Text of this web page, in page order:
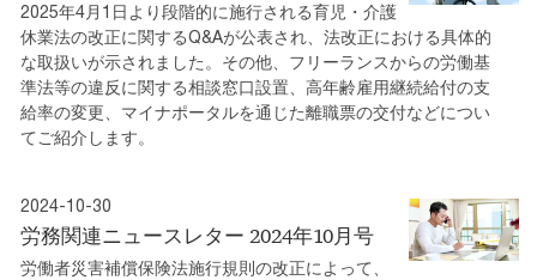
2025年4月1日より段階的に施行される育児・介護
休業法の改正に関するQ&Aが公表され、法改正における具体的
な取扱いが示されました。その他、フリーランスからの労働基
準法等の違反に関する相談窓口設置、高年齢雇用継続給付の支
給率の変更、マイナポータルを通じた離職票の交付などについ
てご紹介します。
2024-10-30
労務関連ニュースレター 2024年10月号
労働者災害補償保険法施行規則の改正によって、